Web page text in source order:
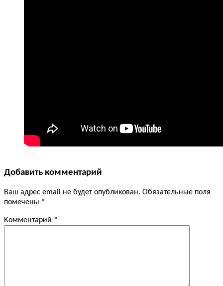
Добавить комментарий
Ваш адрес email не будет опубликован. Обязательные поля
помечены *
Комментарий *